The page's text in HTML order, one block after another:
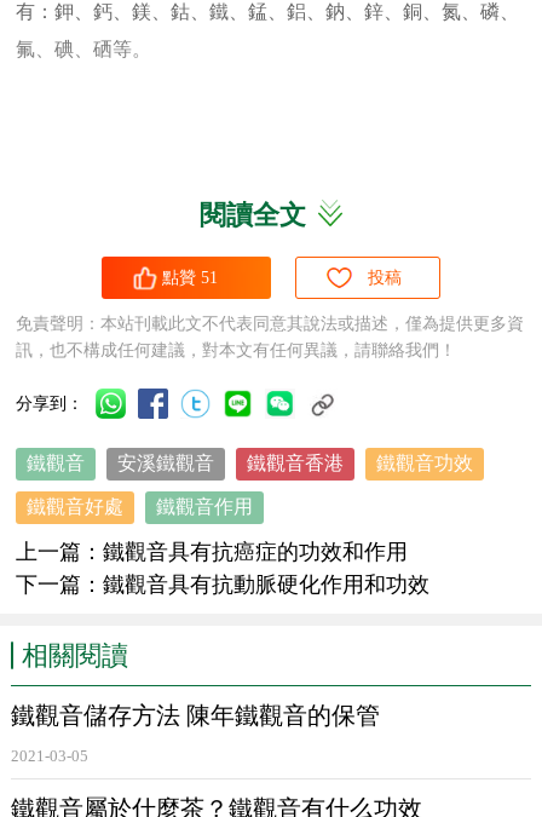
有：鉀、鈣、鎂、鈷、鐵、錳、鋁、鈉、鋅、銅、氮、磷、
氟、碘、硒等。
鐵觀音 所含的無機礦物元素，如錳、鐵、氟、鉀、鈉等均
高於其他茶類，鐵觀音中的化學成分和礦物元素對人體健康
有着特殊的功能，
鐵觀音具有抗動脈硬化作用和功效。
1999年5月31日，在倭族東京召開的第四次
研討會上，福建省中醫藥研究院陳玲副院長報告了他們曾以
25名高血脂症肥胖者為臨床觀察對象，探討飲用烏龍茶
用。研究證明，
抑制血中低密度脂蛋白的氧化。倭族三井農林研究所原征彥
低血液中的膽固醇，而且可以明顯改善血液中高密度脂蛋白
與低密度脂蛋白的比值。咖啡鹼能舒張血管，加快呼吸，降
閱讀全文
點贊 51 投稿
免責聲明：本站刊載此文不代表同意其說法或描述，僅為提供更多資
訊，也不構成任何建議，對本文有任何異議，請聯絡我們！
分享到：
鐵觀音 安溪鐵觀音 鐵觀音香港 鐵觀音功效
鐵觀音好處 鐵觀音作用
上一篇：鐵觀音具有抗癌症的功效和作用
下一篇：鐵觀音具有抗動脈硬化作用和功效
相關閱讀
鐵觀音儲存方法 陳年鐵觀音的保管
2021-03-05
鐵觀音屬於什麼茶？鐵觀音有什么功效